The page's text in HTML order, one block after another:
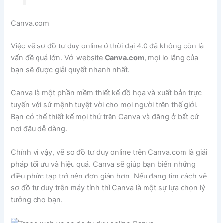
Canva.com
Việc vẽ sơ đồ tư duy online ở thời đại 4.0 đã không còn là
vấn đề quá lớn. Với websiteCanva.com, mọi lo lắng của
bạn sẽ được giải quyết nhanh nhất.
Canva là một phần mềm thiết kế đồ họa và xuất bản trực
tuyến với sứ mệnh tuyệt vời cho mọi người trên thế giới.
Bạn có thể thiết kế mọi thứ trên Canva và đăng ở bất cứ
nơi đâu dễ dàng.
Chính vì vậy, vẽ sơ đồ tư duy online trên Canva.com là giải
pháp tối ưu và hiệu quả. Canva sẽ giúp bạn biến những
điều phức tạp trở nên đơn giản hơn. Nếu đang tìm cách vẽ
sơ đồ tư duy trên máy tính thì Canva là một sự lựa chọn lý
tưởng cho bạn.